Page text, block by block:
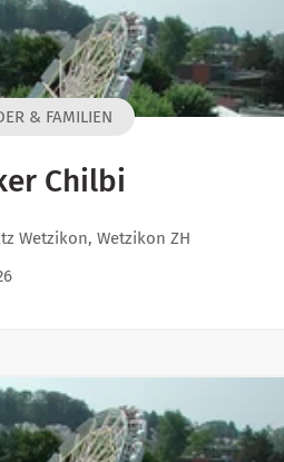
& FAMILIEN
Chilbi
Wetzikon, Wetzikon ZH